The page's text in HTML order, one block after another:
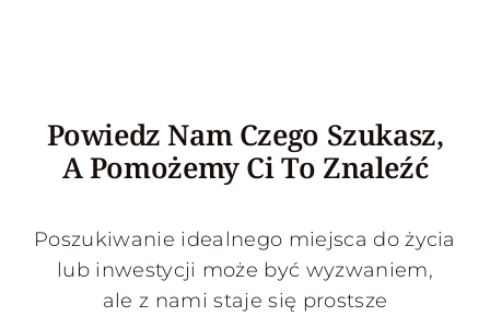
Powiedz Nam Czego Szukasz,
A Pomożemy Ci To Znaleźć
Poszukiwanie idealnego miejsca do życia
lub inwestycji może być wyzwaniem,
ale z nami staje się prostsze